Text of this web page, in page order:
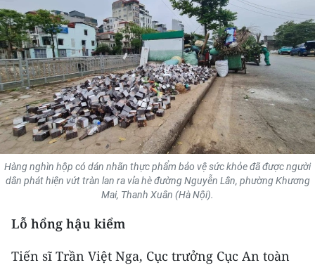
THỂ THAO
GIÁO DỤC
Y TẾ
KHOA HỌC - CÔNG NGHỆ
MÔI TRƯỜNG
BẠN ĐỌC
KIỂM CHỨNG THÔNG TIN
TRI THỨC CHUYÊN SÂU
Hàng nghìn hộp có dán nhãn thực phẩm bảo vệ sức khỏe đã được người
dân phát hiện vứt tràn lan ra vỉa hè đường Nguyễn Lân, phường Khương
Mai, Thanh Xuân (Hà Nội).
Lỗ hổng hậu kiểm
Tiến sĩ Trần Việt Nga, Cục trưởng Cục An toàn